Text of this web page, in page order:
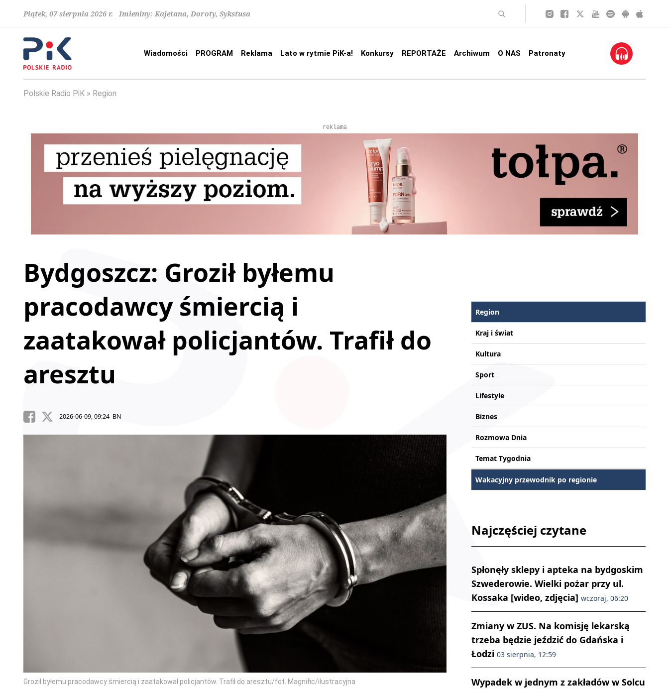
Piątek, 07 sierpnia 2026 r. Imieniny: Kajetana, Doroty, Sykstusa
Wiadomości PROGRAM Reklama Lato w rytmie PiK-a! Konkursy REPORTAŻE Archiwum O NAS Patronaty
Polskie Radio PiK Region
reklama
Bydgoszcz: Groził byłemu
pracodawcy śmiercią i
zaatakował policjantów. Trafił do
aresztu
2026-06-09, 09:24 BN
Groził byłemu pracodawcy śmiercią i zaatakował policjantów. Trafił do aresztu/fot. Magnific/ilustracyjna
Region
Kraj i świat
Kultura
Sport
Lifestyle
Biznes
Rozmowa Dnia
Temat Tygodnia
Wakacyjny przewodnik po regionie
Najczęściej czytane
Spłonęły sklepy i apteka na bydgoskim
Szwederowie. Wielki pożar przy ul.
Kossaka [wideo, zdjęcia] wczoraj, 06:20
Zmiany w ZUS. Na komisję lekarską
trzeba będzie jeździć do Gdańska i
Łodzi 03 sierpnia, 12:59
Wypadek w jednym z zakładów w Solcu